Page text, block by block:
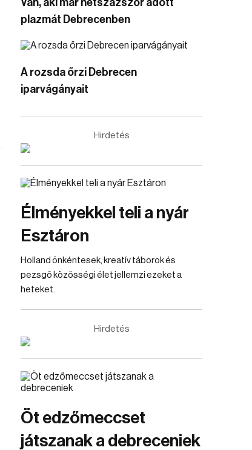
Van, aki már hétszázszor adott
plazmát Debrecenben
A rozsda őrzi Debrecen
iparvágányait
Hirdetés
Élményekkel teli a nyár
Esztáron
Holland önkéntesek, kreatív táborok és
pezsgő közösségi élet jellemzi ezeket a
heteket.
Hirdetés
Öt edzőmeccset
játszanak a debreceniek